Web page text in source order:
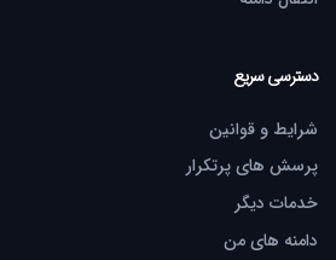
دسترسی سریع
شرایط و قوانین
پرسش های پرتکرار
خدمات دیگر
دامنه های من